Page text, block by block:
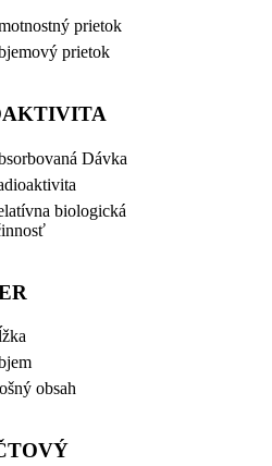
prietok
prietok
Dávka
biologická
obsah